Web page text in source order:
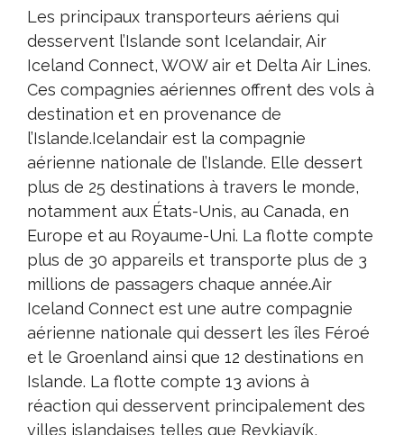
Les principaux transporteurs aériens qui
desservent l’Islande sont Icelandair, Air
Iceland Connect, WOW air et Delta Air Lines.
Ces compagnies aériennes offrent des vols à
destination et en provenance de
l’Islande.Icelandair est la compagnie
aérienne nationale de l’Islande. Elle dessert
plus de 25 destinations à travers le monde,
notamment aux États-Unis, au Canada, en
Europe et au Royaume-Uni. La flotte compte
plus de 30 appareils et transporte plus de 3
millions de passagers chaque année.Air
Iceland Connect est une autre compagnie
aérienne nationale qui dessert les îles Féroé
et le Groenland ainsi que 12 destinations en
Islande. La flotte compte 13 avions à
réaction qui desservent principalement des
villes islandaises telles que Reykjavík,